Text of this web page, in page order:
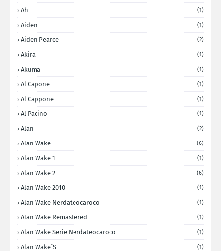
Ah (1)
Aiden (1)
Aiden Pearce (2)
Akira (1)
Akuma (1)
Al Capone (1)
Al Cappone (1)
Al Pacino (1)
Alan (2)
Alan Wake (6)
Alan Wake 1 (1)
Alan Wake 2 (6)
Alan Wake 2010 (1)
Alan Wake Nerdateocaroco (1)
Alan Wake Remastered (1)
Alan Wake Serie Nerdateocaroco (1)
Alan Wake´s (1)